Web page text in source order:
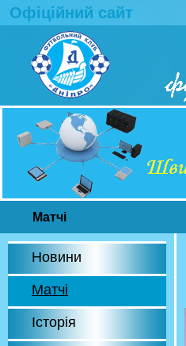
Офіційний сайт
Матчі
Новини
Матчі
Історія